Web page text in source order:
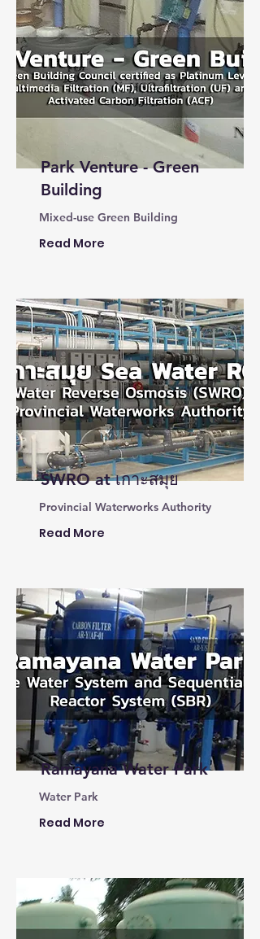
Park Venture - Green
Building
Mixed-use Green Building
Read More
SWRO at เกาะสมุย
Provincial Waterworks Authority
Read More
Ramayana Water Park
Water Park
Read More